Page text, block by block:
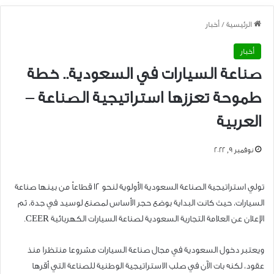
الرئيسية / أخبار
أخبار
صناعة السيارات في السعودية.. خطة
طموحة تعززها استراتيجية الصناعة –
العربية
نوفمبر 9, 2022
تولي استراتيجية الصناعة السعودية الأولوية لنحو 12 قطاعاً من بينها صناعة
السيارات، حيث كانت البداية بوضع حجر الأساس لمصنع لوسيد في جدة، ثم
الإعلان عن العلامة التجارية السعودية لصناعة السيارات الكهربائية CEER.
ويعتبر دخول السعودية في مجال صناعة السيارات مشروعا منتظرا منذ
عقود، لكنه بات الآن في صلب الاستراتيجية الوطنية للصناعة التي أقرها